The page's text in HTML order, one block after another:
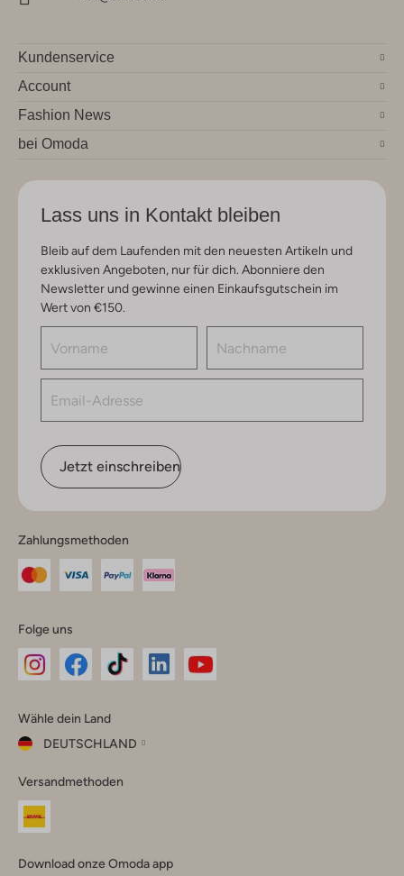
Kundenservice
Account
Fashion News
bei Omoda
Lass uns in Kontakt bleiben
Bleib auf dem Laufenden mit den neuesten Artikeln und
exklusiven Angeboten, nur für dich. Abonniere den
Newsletter und gewinne einen Einkaufsgutschein im
Wert von €150.
Jetzt einschreiben
Zahlungsmethoden
Folge uns
Instagram
Facebook
TikTok
Wähle dein Land
DEUTSCHLAND
dein
Land
Versandmethoden
Download onze Omoda app